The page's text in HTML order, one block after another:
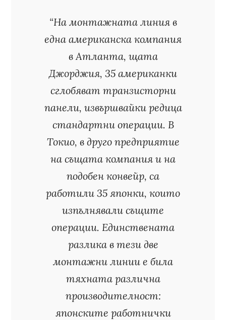
“На монтажната линия в
една американска компания
в Атланта, щата
Джорджия, 35 американки
сглобяват транзисторни
панели, извършвайки редица
стандартни операции. В
Токио, в друго предприятие
на същата компания и на
подобен конвейр, са
работили 35 японки, които
изпълнявали същите
операции. Единствената
разлика в тези две
монтажни линии е била
тяхната различна
производителност:
японските работнички